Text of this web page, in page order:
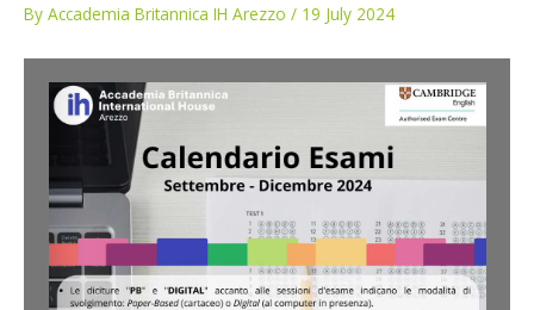
By Accademia Britannica IH Arezzo / 19 July 2024